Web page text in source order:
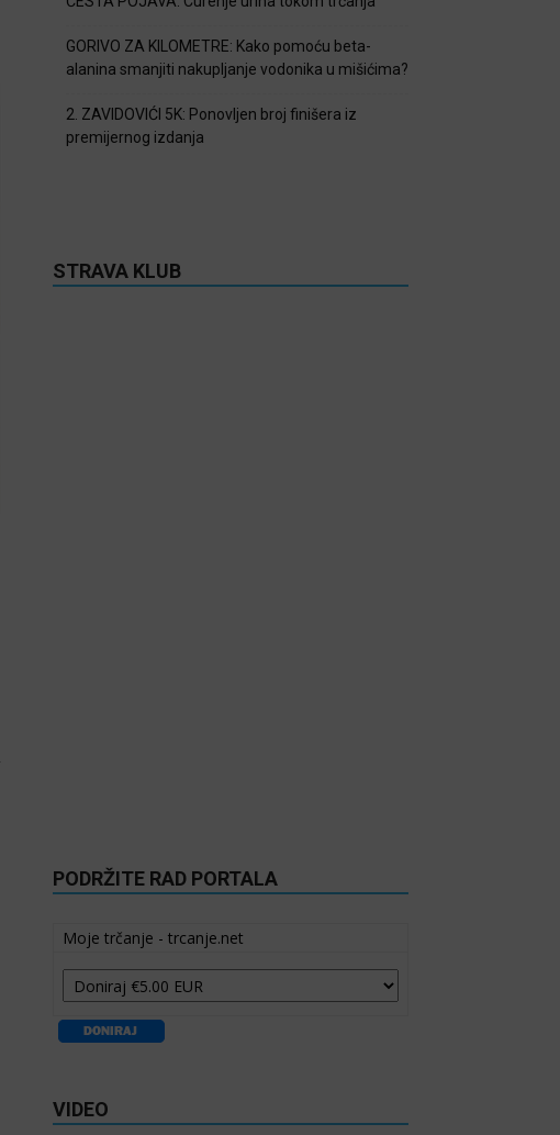
GORIVO ZA KILOMETRE: Kako pomoću beta-
alanina smanjiti nakupljanje vodonika u mišićima?
2. ZAVIDOVIĆI 5K: Ponovljen broj finišera iz
premijernog izdanja
STRAVA KLUB
PODRŽITE RAD PORTALA
Moje trčanje - trcanje.net
VIDEO